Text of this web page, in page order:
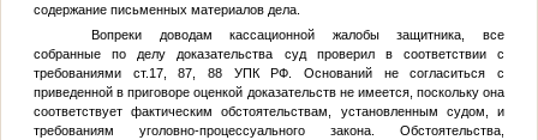
содержание письменных материалов дела.
Вопреки доводам кассационной жалобы защитника, все
собранные по делу доказательства суд проверил в соответствии с
требованиями ст.17, 87, 88 УПК РФ. Оснований не согласиться с
приведенной в приговоре оценкой доказательств не имеется, поскольку она
соответствует фактическим обстоятельствам, установленным судом, и
требованиям уголовно-процессуального закона. Обстоятельства,